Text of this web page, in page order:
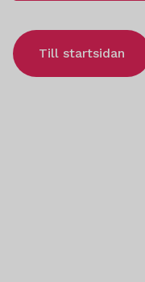
Till startsidan